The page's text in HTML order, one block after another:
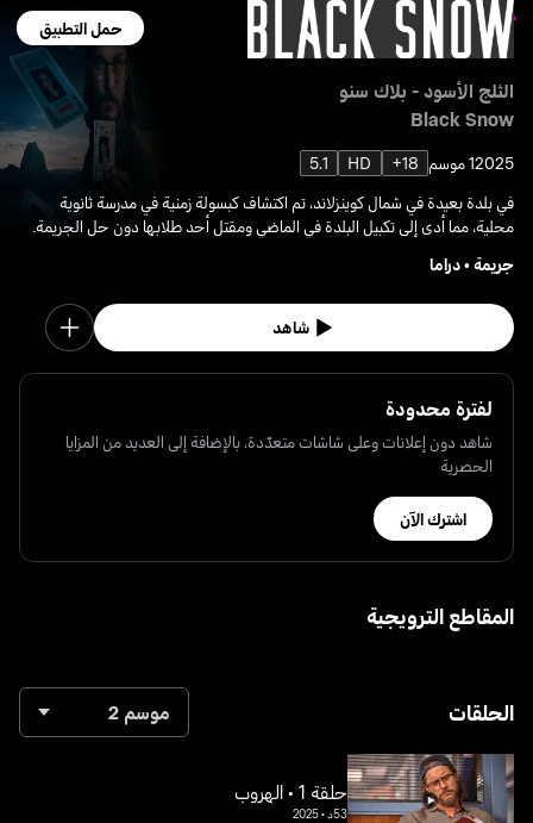
حمل التطبيق
الثلج الأسود - بلاك سنو
Black Snow
20251 موسم 18+
HD
5.1
في بلدة بعيدة في شمال كوينزلاند، تم اكتشاف كبسولة زمنية في مدرسة ثانوية
محلية، مما أدى إلى تكبيل البلدة في الماضي ومقتل أحد طلابها دون حل الجريمة.
جريمة•دراما
شاهد
لفترة محدودة
شاهد دون إعلانات وعلى شاشات متعدّدة، بالإضافة إلى العديد من المزايا
الحصرية
اشترك الآن
المقاطع الترويجية
الحلقات موسم 2
حلقة 1 • الهروب
53د •
2025